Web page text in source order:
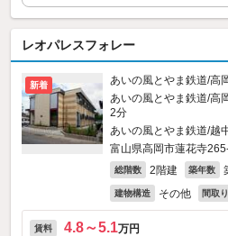
レオパレスフォレー
新着
あいの風とやま鉄道/高
あいの風とやま鉄道/高
2分
あいの風とやま鉄道/越
富山県高岡市蓮花寺
総階数 2階建 築年数
建物構造 その他 間取り
賃料 4.8～5.1万円